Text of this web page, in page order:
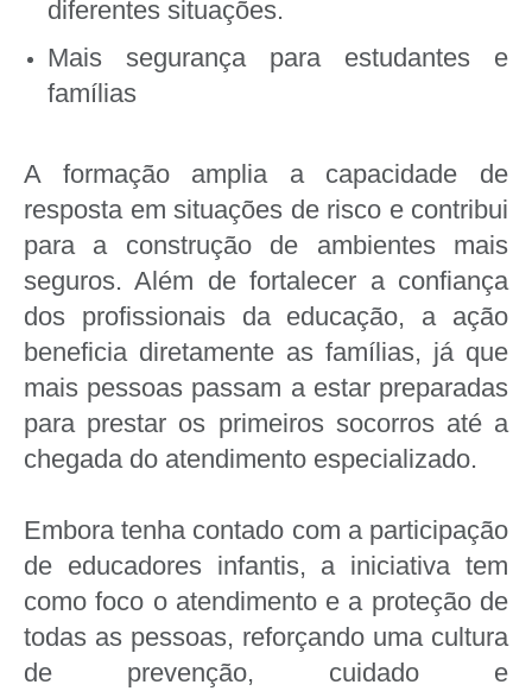
diferentes situações.
Mais segurança para estudantes e
famílias
A formação amplia a capacidade de
resposta em situações de risco e contribui
para a construção de ambientes mais
seguros. Além de fortalecer a confiança
dos profissionais da educação, a ação
beneficia diretamente as famílias, já que
mais pessoas passam a estar preparadas
para prestar os primeiros socorros até a
chegada do atendimento especializado.
Embora tenha contado com a participação
de educadores infantis, a iniciativa tem
como foco o atendimento e a proteção de
todas as pessoas, reforçando uma cultura
de prevenção, cuidado e